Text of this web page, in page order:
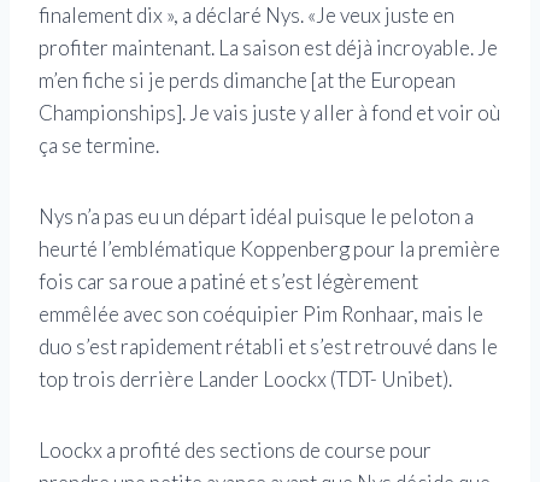
finalement dix », a déclaré Nys. «Je veux juste en
profiter maintenant. La saison est déjà incroyable. Je
m’en fiche si je perds dimanche [at the European
Championships]. Je vais juste y aller à fond et voir où
ça se termine.
Nys n’a pas eu un départ idéal puisque le peloton a
heurté l’emblématique Koppenberg pour la première
fois car sa roue a patiné et s’est légèrement
emmêlée avec son coéquipier Pim Ronhaar, mais le
duo s’est rapidement rétabli et s’est retrouvé dans le
top trois derrière Lander Loockx (TDT- Unibet).
Loockx a profité des sections de course pour